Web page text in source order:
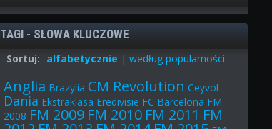
TAGI - SŁOWA KLUCZOWE
Sortuj: alfabetycznie |według popularności
Anglia Brazylia CM Revolution Ceyvol
Dania Ekstraklasa Eredivisie FC Barcelona FM
2008 FM 2009 FM 2010 FM 2011 FM